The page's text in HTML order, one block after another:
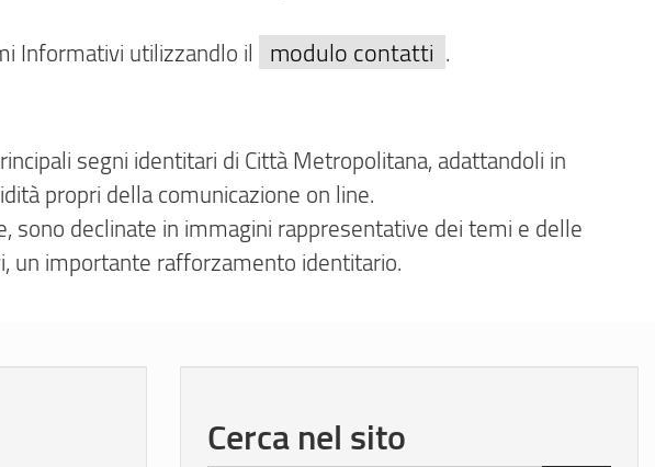
Informativi utilizzandlo il
modulo contatti .
segni identitari di Città Metropolitana, adattandoli in
propri della comunicazione on line.
sono declinate in immagini rappresentative dei temi e delle
un importante rafforzamento identitario.
Cerca nel sito